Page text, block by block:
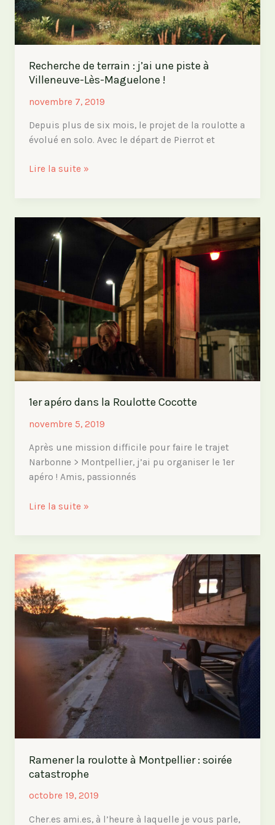
Recherche de terrain : j’ai une piste à
Villeneuve-Lès-Maguelone !
novembre 7, 2019
Depuis plus de six mois, le projet de la roulotte a
évolué en solo. Avec le départ de Pierrot et
Recherche
piste
Villeneuve-
Lès-
Maguelone
Lire la suite »
1er apéro dans la Roulotte Cocotte
novembre 5, 2019
Après une mission difficile pour faire le trajet
Narbonne > Montpellier, j’ai pu organiser le 1er
apéro ! Amis, passionnés
1er
Roulotte
Cocotte
Lire la suite »
Ramener la roulotte à Montpellier : soirée
catastrophe
octobre 19, 2019
Cher.es ami.es, à l’heure à laquelle je vous parle,